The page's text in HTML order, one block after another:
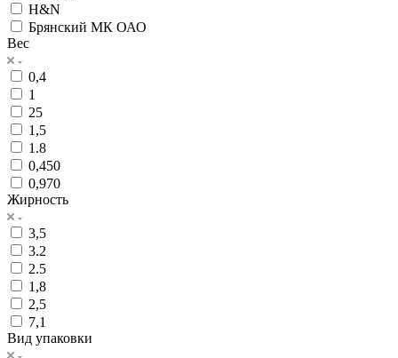
H&N
Брянский МК ОАО
Вес
0,4
1
25
1,5
1.8
0,450
0,970
Жирность
3,5
3.2
2.5
1,8
2,5
7,1
Вид упаковки